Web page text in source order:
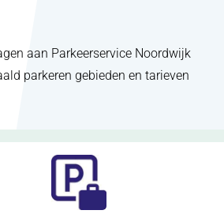
aan Parkeerservice Noordwijk
parkeren gebieden en tarieven